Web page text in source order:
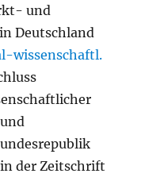
und
Deutschland
wissenschaftl.
der Zeitschrift